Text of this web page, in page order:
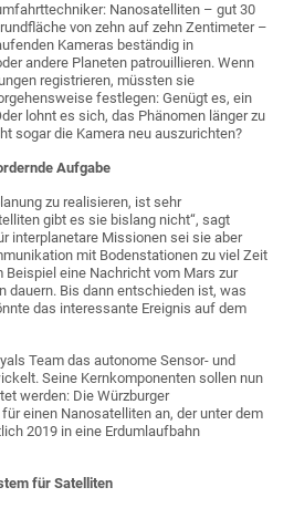
Nanosatelliten – gut 30
von zehn auf zehn Zentimeter –
Kameras beständig in
andere Planeten patrouillieren. Wenn
registrieren, müssten sie
festlegen: Genügt es, ein
lohnt es sich, das Phänomen länger zu
sogar die Kamera neu auszurichten?
Aufgabe
zu realisieren, ist sehr
gibt es sie bislang nicht“, sagt
interplanetare Missionen sei sie aber
mit Bodenstationen zu viel Zeit
Beispiel eine Nachricht vom Mars zur
dauern. Bis dann entschieden ist, was
das interessante Ereignis auf dem
Team das autonome Sensor- und
Seine Kernkomponenten sollen nun
werden: Die Würzburger
einen Nanosatelliten an, der unter dem
2019 in eine Erdumlaufbahn
für Satelliten